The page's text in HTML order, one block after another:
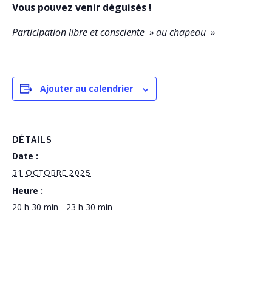
Vous pouvez venir déguisés !
Participation libre et consciente » au chapeau »
Ajouter au calendrier
DÉTAILS
Date :
31 OCTOBRE 2025
Heure :
20 h 30 min - 23 h 30 min